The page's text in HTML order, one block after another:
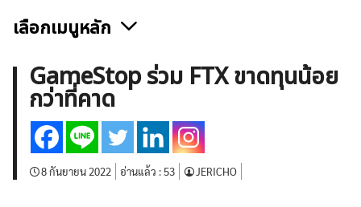
ค้นหา
สำหรับ:
เลือกเมนูหลัก
ข่าวฟอเร็กซ์และสกุลเงิน คริปโตเคอร์เรนซี
ฟรีซิกแนล รายวัน
บทวิเคราะห์
เศรษฐกิจทั่วไป
สินค้าโภคภัณฑ์
โบรกเกอร์ FX
โปรโมชั่น Forex
กองทุน Forex
ฟรี EA
GameStop ร่วม FTX ขาดทุนน้อย
กว่าที่คาด
8 กันยายน 2022 อ่านแล้ว :53 JERICHO